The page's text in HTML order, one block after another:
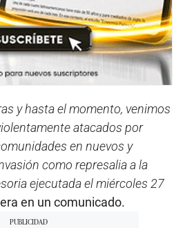
y hasta el momento, venimos
atacados por
en nuevos y
como represalia a la
ejecutada el miércoles 27
en un comunicado.